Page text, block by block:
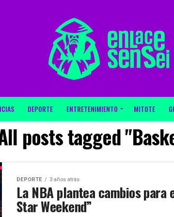
DEPORTE ENTRETENIMIENTO MITOTE
posts tagged
DEPORTE 3 años atrás
La NBA plantea cambios para
Star Weekend”